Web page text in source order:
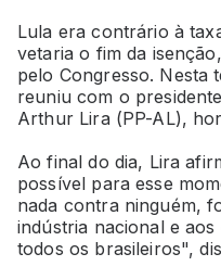
Lula era contrário à
vetaria o fim da
pelo Congresso. Nesta
reuniu com o
Arthur Lira (PP-AL),
Ao final do dia, Lira
possível para esse
nada contra ninguém,
indústria nacional e
todos os brasileiros",